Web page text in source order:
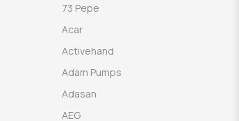
73 Pepe
Acar
Activehand
Adam Pumps
Adasan
AEG